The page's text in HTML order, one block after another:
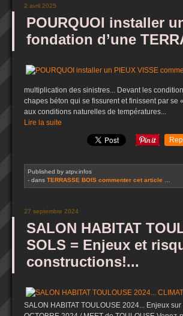
2 avril 2025
POURQUOI installer
fondation d’une
multiplication des sinistres... Devant les
chapes béton qui se fissurent et finissent par
aux conditions naturelles de températures...
Lire la suite
Published by atpv.infos
- dans TERRASSE BOIS commenter cet article
27 septembre 2024
SALON HABITAT
SOLS = Enjeux et
constructions!...
SALON HABITAT TOULOUSE 2024... Enjeux